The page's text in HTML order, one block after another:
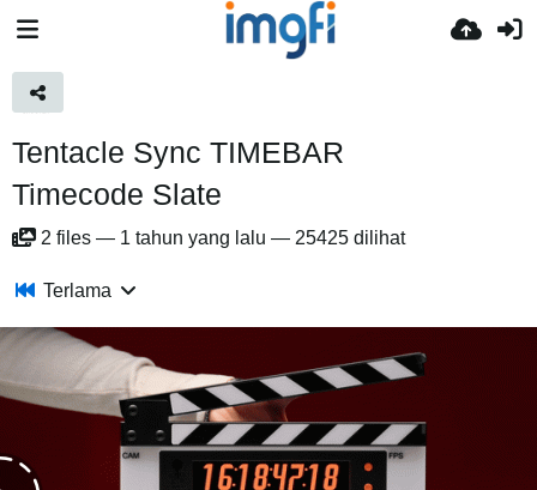
Tentacle Sync TIMEBAR
Timecode Slate
2 files — 1 tahun yang lalu — 25425 dilihat
Terlama